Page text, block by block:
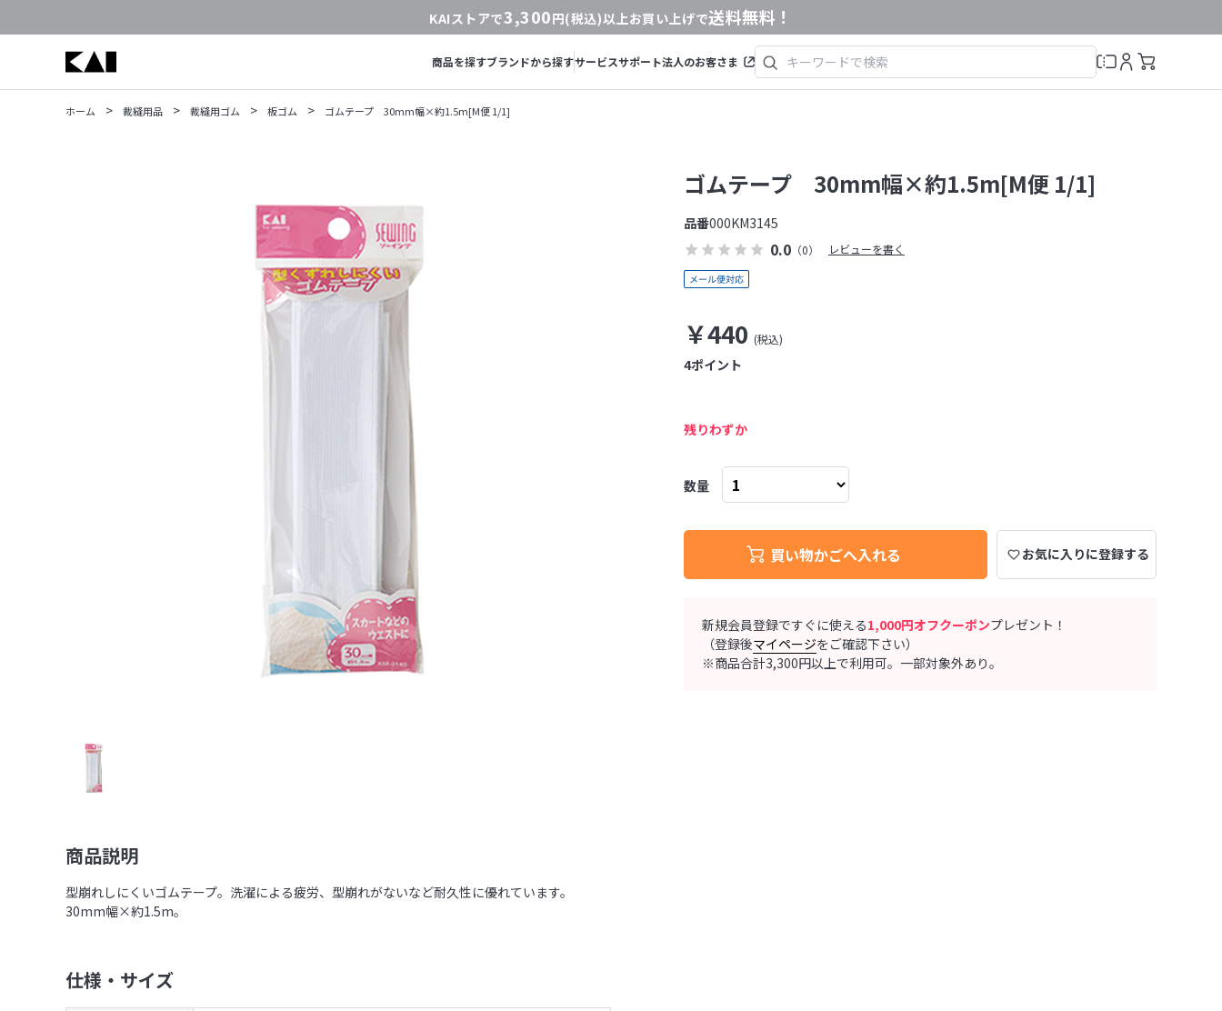
KAIストアで3,300円(税込)以上お買い上げで送料無料！
商品を探すブランドから探すサービスサポート法人のお客さま
ホーム > 裁縫用品 > 裁縫用ゴム > 板ゴム > ゴムテープ 30mm幅×約1.5m[M便 1/1]
商品説明
型崩れしにくいゴムテープ。洗濯による疲労、型崩れがないなど耐久性に優れています。
30mm幅×約1.5m。
仕様・サイズ
0.0 （0） レビューを書く
ゴムテープ 30mm幅×約1.5m[M便 1/1]
￥440
品番000KM3145
ポイント
4
残りわずか
数量
買い物かごへ入れる お気に入りに登録する
新規会員登録ですぐに使える1,000円オフクーポンプレゼント！
（登録後マイページをご確認下さい）
※商品合計3,300円以上で利用可。一部対象外あり。